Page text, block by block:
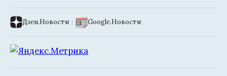
Дзен.Новости | Google.Новости